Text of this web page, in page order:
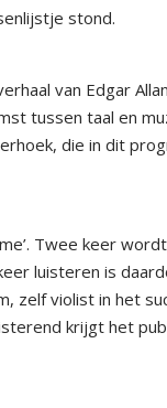
stond.
van Edgar
tussen taal en
die in dit
Twee keer
luisteren is
zelf violist in het
krijgt het